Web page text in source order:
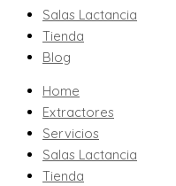
Salas Lactancia
Tienda
Blog
Home
Extractores
Servicios
Salas Lactancia
Tienda